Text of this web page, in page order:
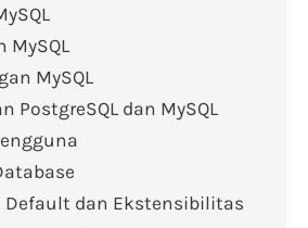
MySQL
MySQL
PostgreSQL dan MySQL
dan Ekstensibilitas